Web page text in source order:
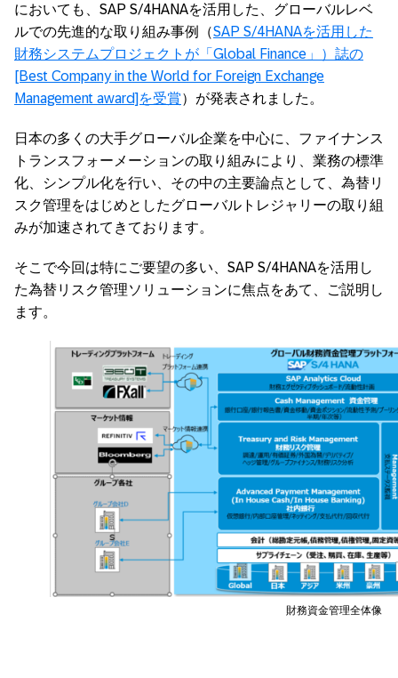
においても、SAP S/4HANAを活用した、グローバルレベ
ルでの先進的な取り組み事例（SAP S/4HANAを活用した
財務システムプロジェクトが「Global Finance」）誌の
[Best Company in the World for Foreign Exchange
Management award]を受賞）が発表されました。
日本の多くの大手グローバル企業を中心に、ファイナンス
トランスフォーメーションの取り組みにより、業務の標準
化、シンプル化を行い、その中の主要論点として、為替リ
スク管理をはじめとしたグローバルトレジャリーの取り組
みが加速されてきております。
そこで今回は特にご要望の多い、SAP S/4HANAを活用し
た為替リスク管理ソリューションに焦点をあて、ご説明し
ます。
財務資金管理全体像